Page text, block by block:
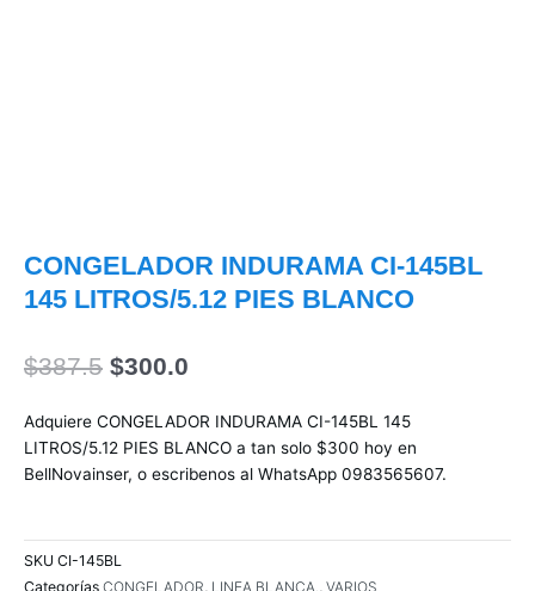
CONGELADOR INDURAMA CI-145BL
145 LITROS/5.12 PIES BLANCO
$387.5 El
original
era:
$387.5.
$300.0
actual
es:
$300.0.
Adquiere CONGELADOR INDURAMA CI-145BL 145
LITROS/5.12 PIES BLANCO a tan solo $300 hoy en
BellNovainser, o escribenos al WhatsApp 0983565607.
SKU CI-145BL
Categorías CONGELADOR, LINEA BLANCA., VARIOS